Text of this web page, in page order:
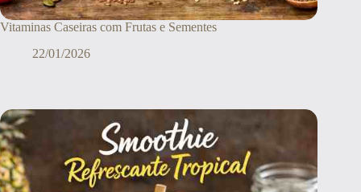
Vitaminas Caseiras com Frutas e Sementes
22/01/2026